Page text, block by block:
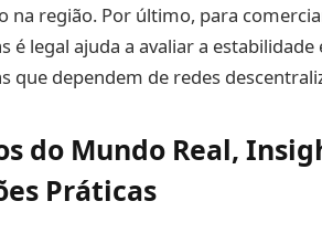
na região. Por último, para
é legal ajuda a avaliar a
que dependem de redes
do Mundo Real,
Práticas